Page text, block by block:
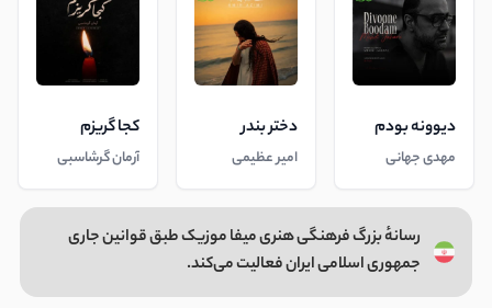
دیوونه بودم
مهدی جهانی
دختر بندر
امیر عظیمی
کجا گریزم
آرمان گرشاسبی
رسانهٔ بزرگ فرهنگی هنری میفا موزیک طبق قوانین جاری
جمهوری اسلامی ایران فعالیت می‌کند.